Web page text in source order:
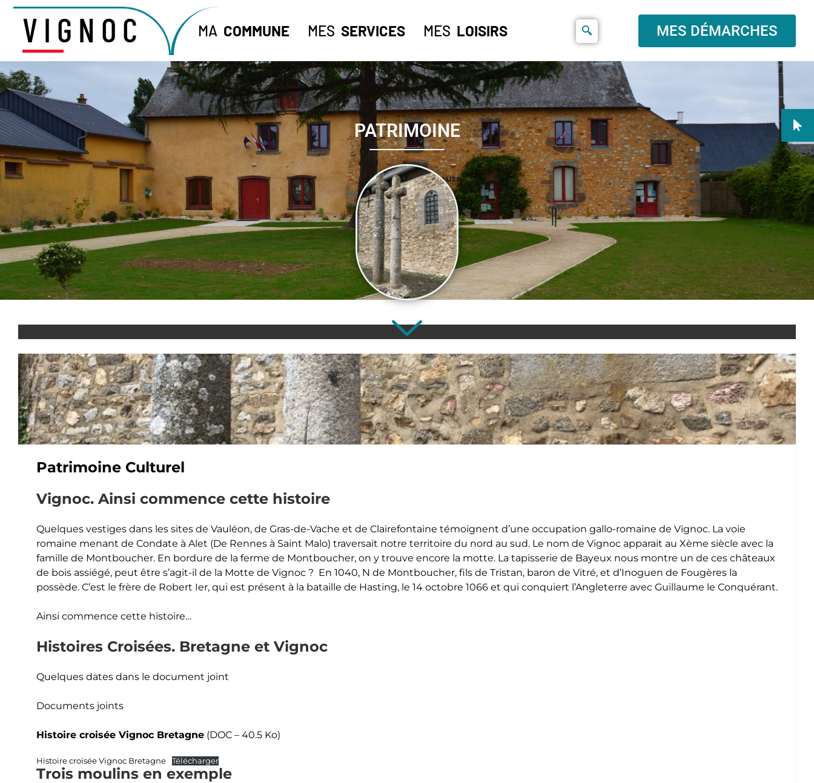
VIGNOC MA COMMUNE MES SERVICES MES LOISIRS MES DÉMARCHES
PATRIMOINE
Patrimoine Culturel
Vignoc. Ainsi commence cette histoire
Quelques vestiges dans les sites de Vauléon, de Gras-de-Vache et de Clairefontaine témoignent d’une occupation gallo-romaine de Vignoc. La voie
romaine menant de Condate à Alet (De Rennes à Saint Malo) traversait notre territoire du nord au sud. Le nom de Vignoc apparait au Xème siècle avec la
famille de Montboucher. En bordure de la ferme de Montboucher, on y trouve encore la motte. La tapisserie de Bayeux nous montre un de ces châteaux
de bois assiégé, peut être s’agit-il de la Motte de Vignoc ? En 1040, N de Montboucher, fils de Tristan, baron de Vitré, et d’Inoguen de Fougères la
possède. C’est le frère de Robert Ier, qui est présent à la bataille de Hasting, le 14 octobre 1066 et qui conquiert l’Angleterre avec Guillaume le Conquérant.
Ainsi commence cette histoire…
Histoires Croisées. Bretagne et Vignoc
Quelques dates dans le document joint
Documents joints
Histoire croisée Vignoc Bretagne (DOC – 40.5 Ko)
Histoire croisée Vignoc Bretagne Télécharger
Trois moulins en exemple